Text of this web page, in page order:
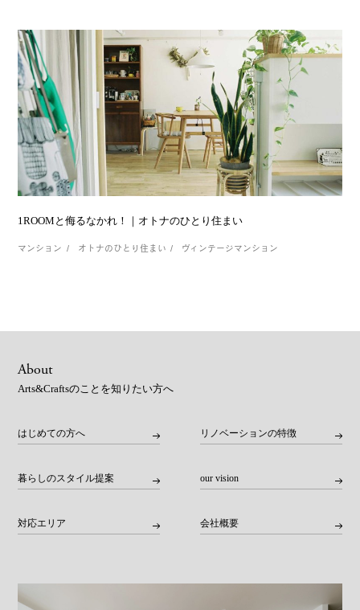
1ROOMと侮るなかれ！｜オトナのひとり住まい
マンション オトナのひとり住まい ヴィンテージマンション
About
Arts&Craftsのことを知りたい方へ
はじめての方へ リノベーションの特徴
暮らしのスタイル提案 our vision
対応エリア 会社概要